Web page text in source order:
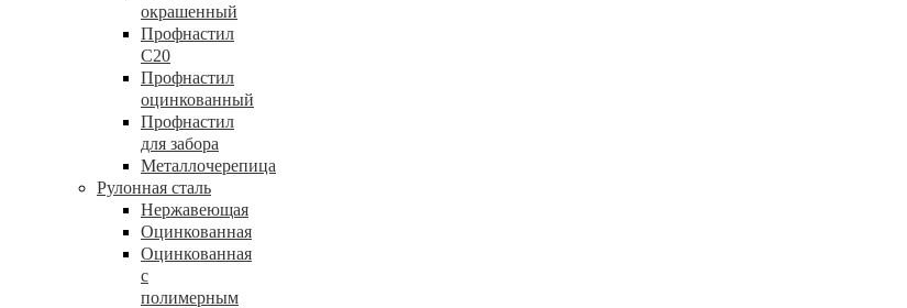
окрашенный
Профнастил
С20
Профнастил
оцинкованный
Профнастил
для забора
Металлочерепица
Рулонная сталь
Нержавеющая
Оцинкованная
Оцинкованная
с
полимерным